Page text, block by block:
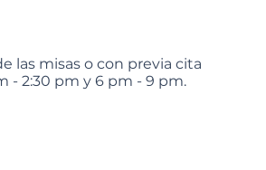
las misas o con previa cita
- 2:30 pm y 6 pm - 9 pm.